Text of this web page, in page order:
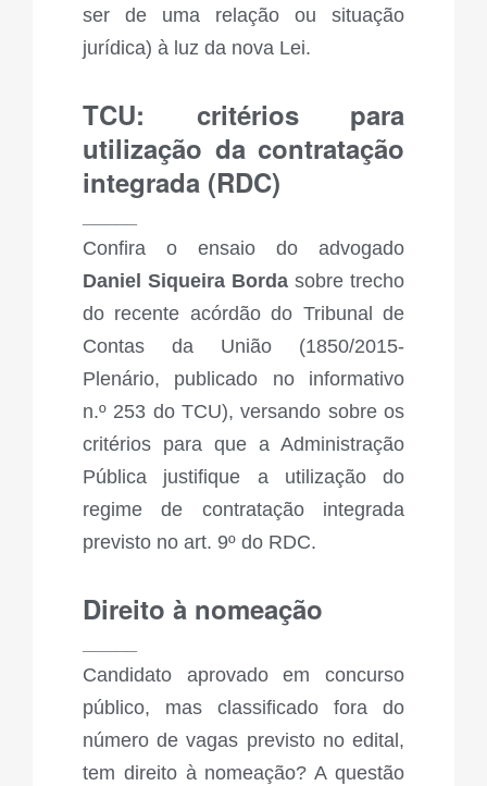
ser de uma relação ou situação
jurídica) à luz da nova Lei.
TCU: critérios para
utilização da contratação
integrada (RDC)
Confira o ensaio do advogado
Daniel Siqueira Borda sobre trecho
do recente acórdão do Tribunal de
Contas da União (1850/2015-
Plenário, publicado no informativo
n.º 253 do TCU), versando sobre os
critérios para que a Administração
Pública justifique a utilização do
regime de contratação integrada
previsto no art. 9º do RDC.
Direito à nomeação
Candidato aprovado em concurso
público, mas classificado fora do
número de vagas previsto no edital,
tem direito à nomeação? A questão